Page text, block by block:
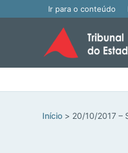
Ir para o conteúdo
Início 20/10/2017 –